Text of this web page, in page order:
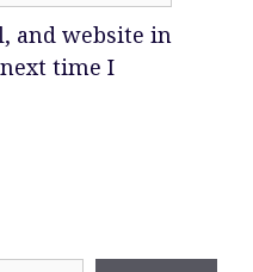
and website in
time I